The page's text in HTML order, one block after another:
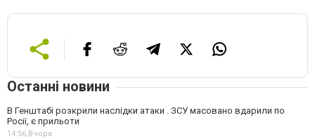
Останні новини
В Генштабі розкрили наслідки атаки . ЗСУ масовано вдарили по
Росії, є прильоти
14:56,Вчора